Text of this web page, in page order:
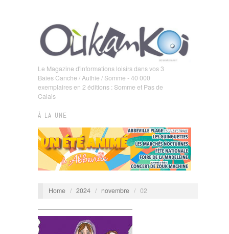
Le Magazine d'informations loisirs dans vos 3
Baies Canche / Authie / Somme - 40 000
exemplaires en 2 éditions : Somme et Pas de
Calais
À LA UNE
Home / 2024 / novembre / 02